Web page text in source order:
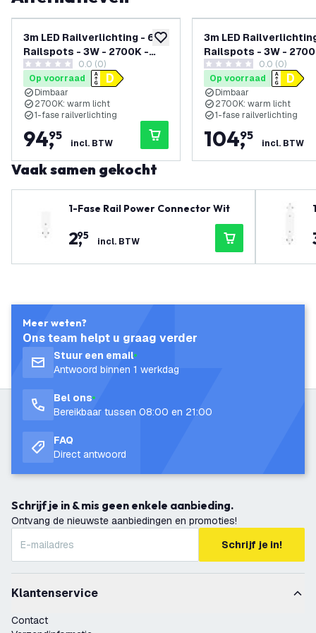
toevoegen aan verlanglijst
3m LED Railverlichting - 6
Railspots - 3W - 2700K -
Dimbaar - 1-Fase
Railsysteem - Wit
0 score sterren0.0 (0)
Op voorraad
Dimbaar
2700K: warm licht
1-fase railverlichting
94,
95
incl. BTW
3m LED
Railspots - 3W -
Dimbaar - 1-Fase
Railsysteem - Zwart
0 score sterren0.0 (0)
Op voorraad
Dimbaar
2700K: warm licht
1-fase railverlichting
104,
95
incl. BTW
Vaak samen gekocht
1-Fase Rail Power Connector Wit
2,
95 incl. BTW
Meer weten?
Ons team helpt u graag verder
Stuur een email
Antwoord binnen 1 werkdag
Bel ons
Bereikbaar tussen 08:00 en 21:00
FAQ
Direct antwoord
Schrijf je in & mis geen enkele aanbieding.
Ontvang de nieuwste aanbiedingen en promoties!
Schrijf je in!
Klantenservice
Contact